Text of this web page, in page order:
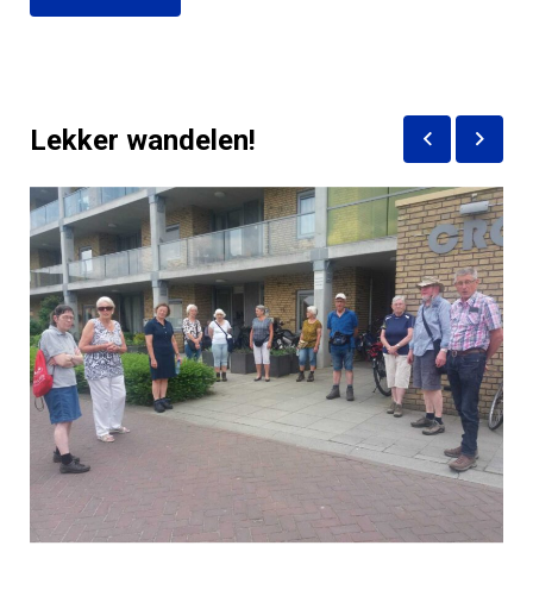
Lekker wandelen!
Vorige